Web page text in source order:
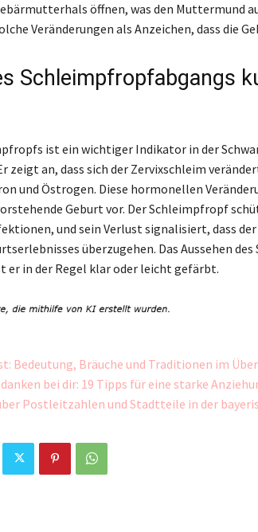
öffnen, was den Muttermund
Veränderungen als Anzeichen, dass die
Schleimpfropfabgangs
ist ein wichtiger Indikator in der
zeigt an, dass sich der Zervixschleim
und Östrogen. Diese hormonellen
Geburt vor. Der Schleimpfropf
und sein Verlust signalisiert, dass
überzugehen. Das Aussehen
er in der Regel klar oder leicht gefärbt.
Bedeutung, Bräuche und Traditionen im
bei dir: 19 Tipps für eine starke
Postleitzahlen und Stadtteile in der